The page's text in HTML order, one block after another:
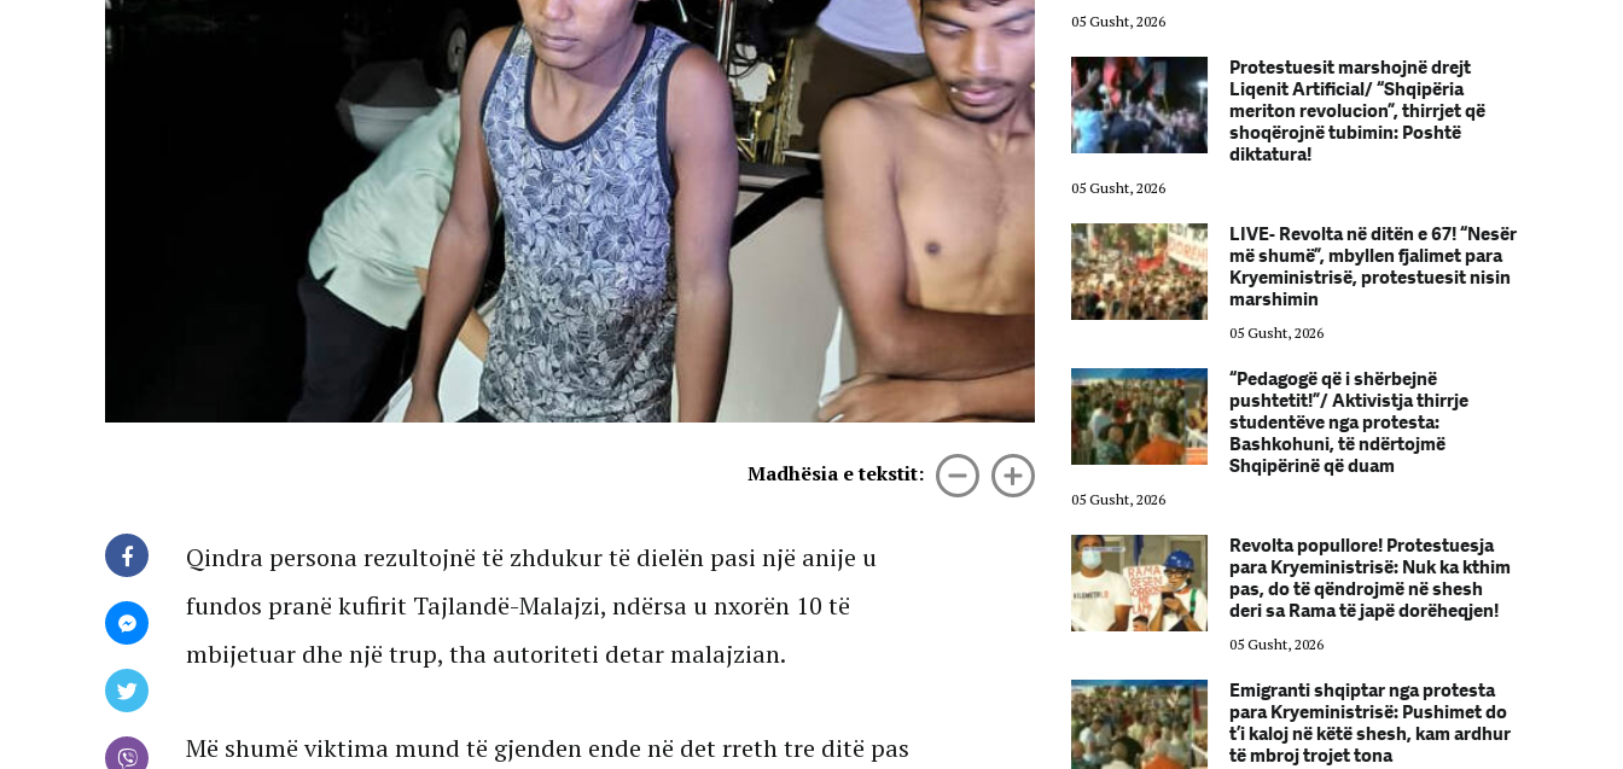
Madhësia e tekstit:
Qindra persona rezultojnë të zhdukur të dielën pasi një anije u
fundos pranë kufirit Tajlandë-Malajzi, ndërsa u nxorën 10 të
mbijetuar dhe një trup, tha autoriteti detar malajzian.
Më shumë viktima mund të gjenden ende në det rreth tre ditë pas
05 Gusht, 2026
Protestuesit marshojnë drejt
Liqenit Artificial/ “Shqipëria
meriton revolucion”, thirrjet që
shoqërojnë tubimin: Poshtë
diktatura!
05 Gusht, 2026
LIVE- Revolta në ditën e 67! “Nesër
më shumë”, mbyllen fjalimet para
Kryeministrisë, protestuesit nisin
marshimin
05 Gusht, 2026
“Pedagogë që i shërbejnë
pushtetit!”/ Aktivistja thirrje
studentëve nga protesta:
Shqipërinë që duam
Revolta popullore! Protestuesja
para Kryeministrisë: Nuk ka kthim
deri sa Rama të japë dorëheqjen!
të mbroj trojet tona
05 Gusht, 2026
Protestuesit marshojnë drejt
Liqenit Artificial/ “Shqipëria
meriton revolucion”, thirrjet që
shoqërojnë tubimin: Poshtë
diktatura!
05 Gusht, 2026
LIVE- Revolta në ditën e 67! “Nesër
më shumë”, mbyllen fjalimet para
Kryeministrisë, protestuesit nisin
marshimin
05 Gusht, 2026
“Pedagogë që i shërbejnë
pushtetit!”/ Aktivistja thirrje
studentëve nga protesta:
Bashkohuni, të ndërtojmë
Shqipërinë që duam
05 Gusht, 2026
Revolta popullore! Protestuesja
para Kryeministrisë: Nuk ka kthim
pas, do të qëndrojmë në shesh
deri sa Rama të japë dorëheqjen!
05 Gusht, 2026
Emigranti shqiptar nga protesta
para Kryeministrisë: Pushimet do
t’i kaloj në këtë shesh, kam ardhur
të mbroj trojet tona